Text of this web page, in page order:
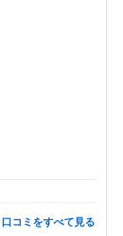
口コミをすべて見る